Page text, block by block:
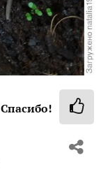
Спасибо!